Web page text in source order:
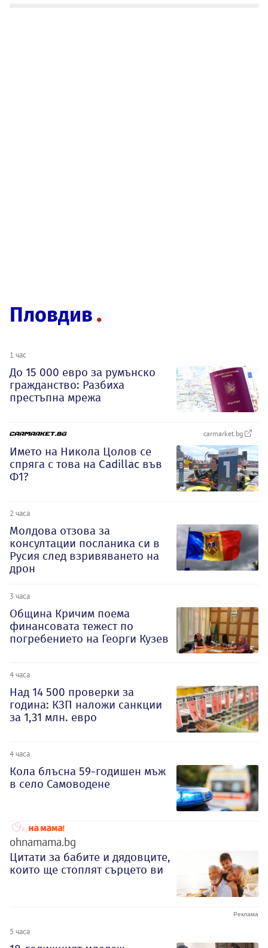
Пловдив
1 час
До 15 000 евро за румънско
гражданство: Разбиха
престъпна мрежа
carmarket.bg
Името на Никола Цолов се
спряга с това на Cadillac във
Ф1?
2 часа
Молдова отзова за
консултации посланика си в
Русия след взривяването на
дрон
3 часа
Община Кричим поема
финансовата тежест по
погребението на Георги Кузев
4 часа
Над 14 500 проверки за
година: КЗП наложи санкции
за 1,31 млн. евро
4 часа
Кола блъсна 59-годишен мъж
в село Самоводене
ohnamama.bg
Цитати за бабите и дядовците,
които ще стоплят сърцето ви
5 часа